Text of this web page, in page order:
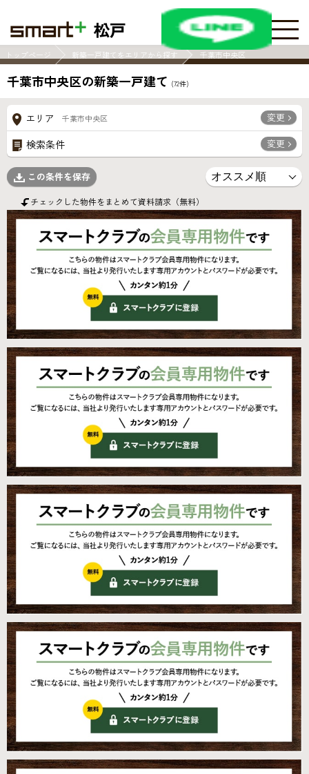
松戸
トップページ 新築一戸建てをエリアから探す 千葉市中央区
千葉市中央区の新築一戸建て (72件)
エリア 千葉市中央区 変更
検索条件 変更
この条件を保存
チェックした物件をまとめて資料請求（無料）